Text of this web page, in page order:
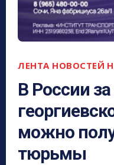
ЛЕНТА НОВОСТЕЙ
В России
можно
тюрьмы